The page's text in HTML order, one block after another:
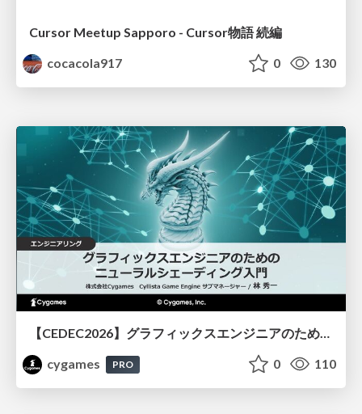
Cursor Meetup Sapporo - Cursor物語 続編
cocacola917
0 130
【CEDEC2026】グラフィックスエンジニアのためのニューラルシェーディング入門
cygames
PRO 0 110